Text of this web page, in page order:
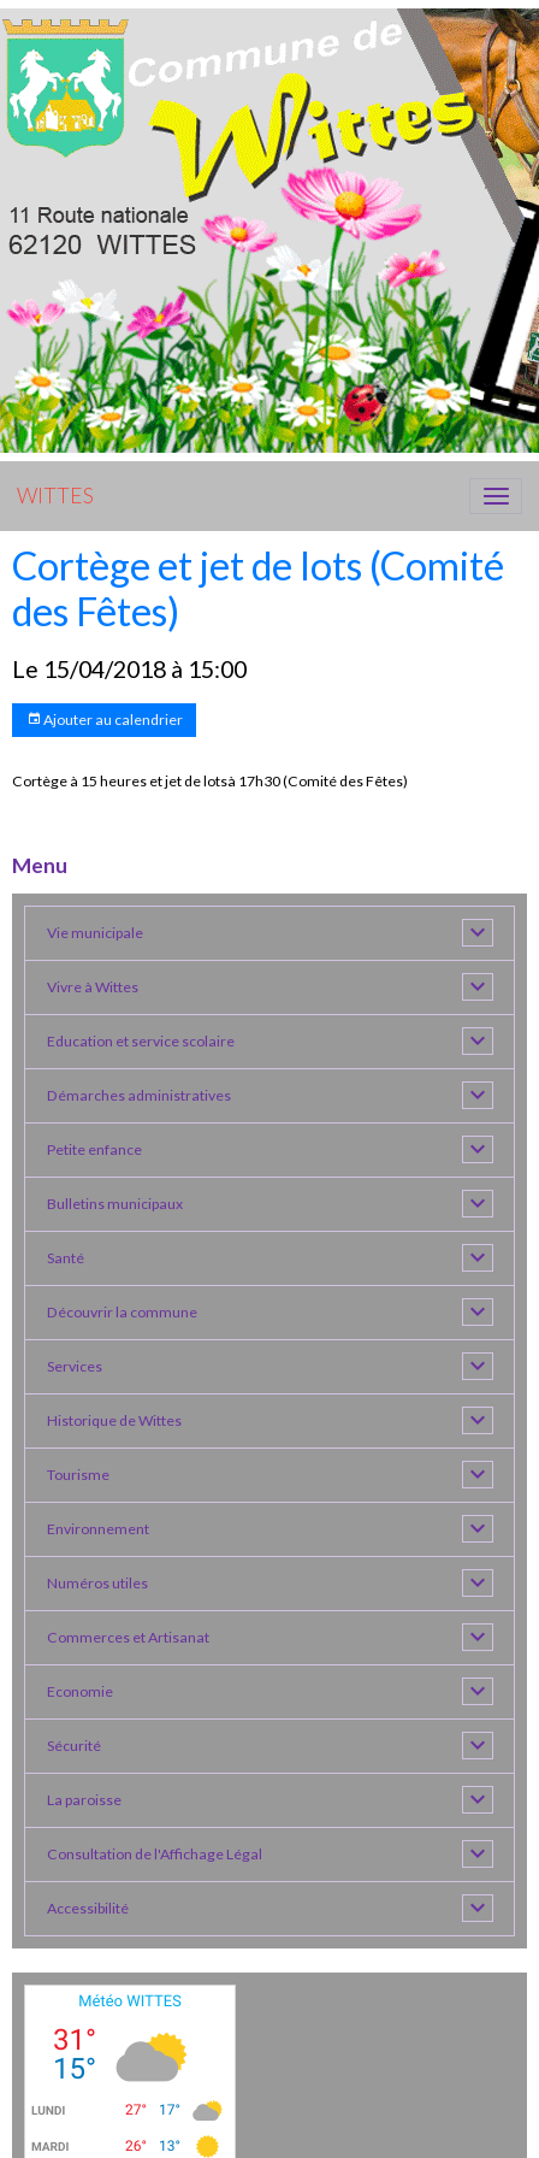
WITTES
Cortège et jet de lots (Comité
des Fêtes)
Le 15/04/2018 à 15:00
Ajouter au calendrier
Cortège à 15 heures et jet de lotsà 17h30 (Comité des Fêtes)
Menu
Vie municipale
Vivre à Wittes
Education et service scolaire
Démarches administratives
Petite enfance
Bulletins municipaux
Santé
Découvrir la commune
Services
Historique de Wittes
Tourisme
Environnement
Numéros utiles
Commerces et Artisanat
Economie
Sécurité
La paroisse
Consultation de l'Affichage Légal
Accessibilité